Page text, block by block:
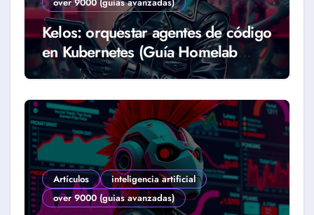
Kelos: orquestar agentes de código
en Kubernetes (Guía Homelab
2026)
Artículos
inteligencia artificial
over 9000 (guias avanzadas)